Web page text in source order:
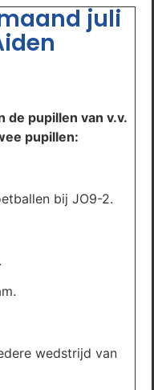
juli
de pupillen van v.v.
pupillen:
bij JO9-2.
wedstrijd van